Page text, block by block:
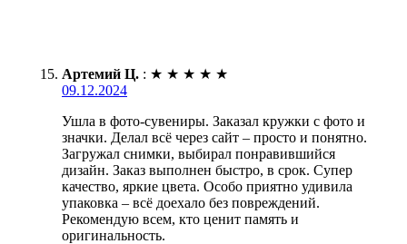
Артемий Ц. : ★ ★ ★ ★ ★
09.12.2024
Ушла в фото-сувениры. Заказал кружки с фото и
значки. Делал всё через сайт – просто и понятно.
Загружал снимки, выбирал понравившийся
дизайн. Заказ выполнен быстро, в срок. Супер
качество, яркие цвета. Особо приятно удивила
упаковка – всё доехало без повреждений.
Рекомендую всем, кто ценит память и
оригинальность.